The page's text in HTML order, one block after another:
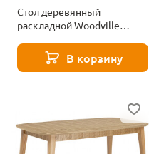
Стол деревянный
раскладной Woodville
253375
В корзину